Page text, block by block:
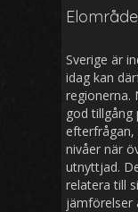
Sverige är
idag kan
regionerna.
god
efterfrågan,
nivåer när
utnyttjad.
relatera till
jämförelser